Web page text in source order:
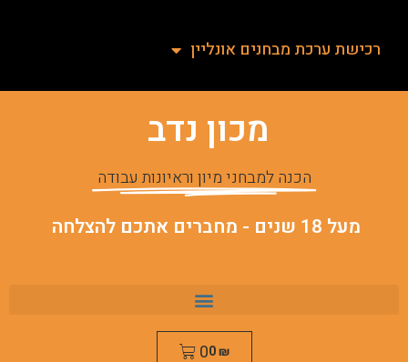
רכישת ערכת מבחנים אונליין
מכון נדב
הכנה למבחני מיון וראיונות עבודה
מעל 18 שנים - מחברים אתכם להצלחה
0₪
0